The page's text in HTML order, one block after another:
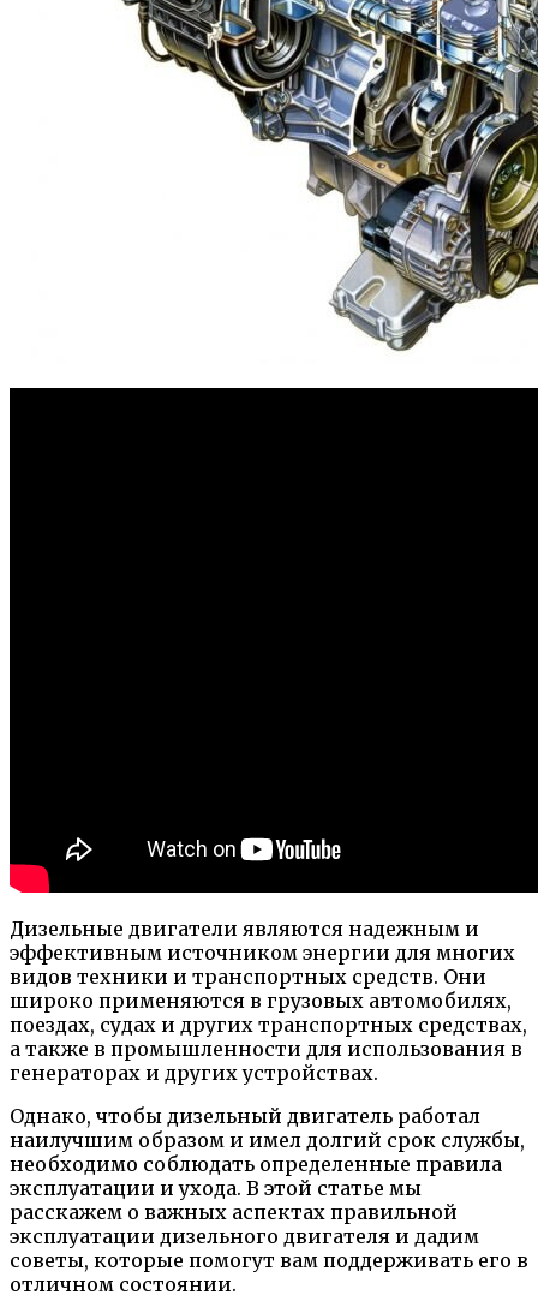
Дизельные двигатели являются надежным и
эффективным источником энергии для многих
видов техники и транспортных средств. Они
широко применяются в грузовых автомобилях,
поездах, судах и других транспортных средствах,
а также в промышленности для использования в
генераторах и других устройствах.
Однако, чтобы дизельный двигатель работал
наилучшим образом и имел долгий срок службы,
необходимо соблюдать определенные правила
эксплуатации и ухода. В этой статье мы
расскажем о важных аспектах правильной
эксплуатации дизельного двигателя и дадим
советы, которые помогут вам поддерживать его в
отличном состоянии.